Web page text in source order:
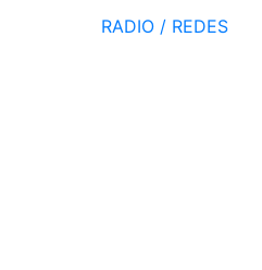
RADIO / REDES